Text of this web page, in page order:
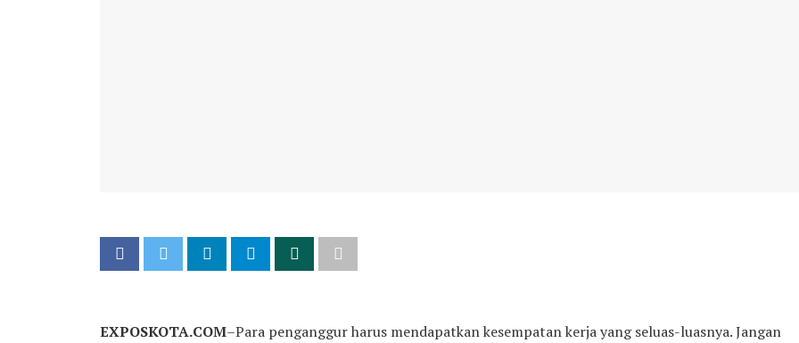
EXPOSKOTA.COM–Para penganggur harus mendapatkan kesempatan kerja yang seluas-luasnya. Jangan